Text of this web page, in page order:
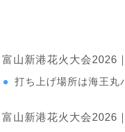
富山新港花火大会2026
打ち上げ場所は海王丸
富山新港花火大会2026